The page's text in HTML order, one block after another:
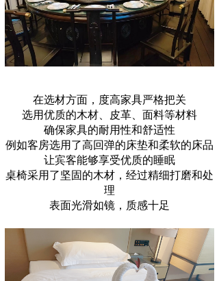
在选材方面，度高家具严格把关
选用优质的木材、皮革、面料等材料
确保家具的耐用性和舒适性
例如客房选用了高回弹的床垫和柔软的床品
让宾客能够享受优质的睡眠
桌椅采用了坚固的木材，经过精细打磨和处
理
表面光滑如镜，质感十足